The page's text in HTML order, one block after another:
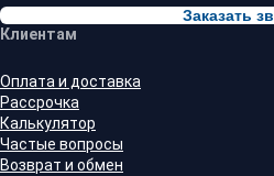
Заказать
Клиентам
Оплата и доставка
Рассрочка
Калькулятор
Частые вопросы
Возврат и обмен